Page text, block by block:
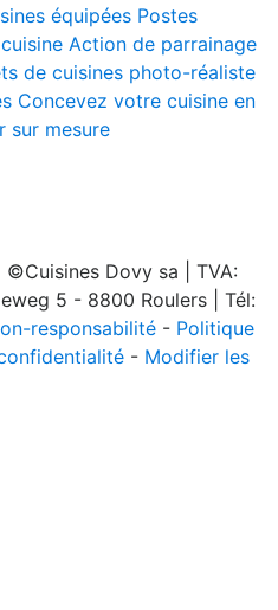
équipées Postes
Action de parrainage
de cuisines photo-réaliste
Concevez votre cuisine en
sur mesure
Dovy sa | TVA:
5 - 8800 Roulers | Tél:
responsabilité - Politique
- Modifier les